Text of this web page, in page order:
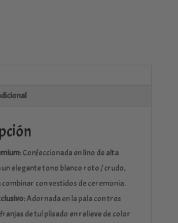
Confeccionada en lino de alta
un elegante tono blanco roto / crudo,
combinar con vestidos de ceremonia.
Adornada en la pala con tres
de tul plisado en relieve de color